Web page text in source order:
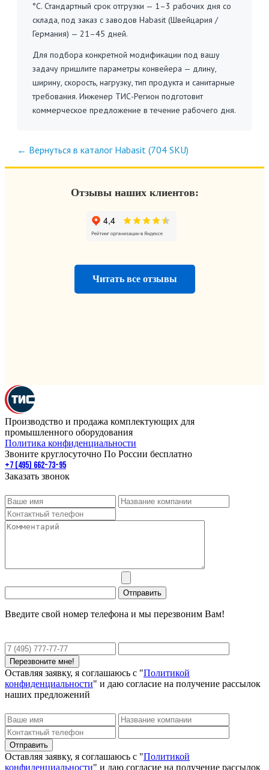
°C. Стандартный срок отгрузки — 1–3 рабочих дня со
склада, под заказ с заводов Habasit (Швейцария /
Германия) — 21–45 дней.
Для подбора конкретной модификации под вашу
задачу пришлите параметры конвейера — длину,
ширину, скорость, нагрузку, тип продукта и санитарные
требования. Инженер ТИС-Регион подготовит
коммерческое предложение в течение рабочего дня.
← Вернуться в каталог Habasit (704 SKU)
Отзывы наших клиентов:
Читать все отзывы
Производство и продажа комплектующих для
промышленного оборудования
Политика конфиденциальности
Звоните круглосуточно По России бесплатно
+7 (495) 662-73-95
Заказать звонок
Введите свой номер телефона и мы перезвоним Вам!
Оставляя заявку, я соглашаюсь с "Политикой
конфиденциальности" и даю согласие на получение рассылок
наших предложений
Оставляя заявку, я соглашаюсь с "Политикой
конфиденциальности" и даю согласие на получение рассылок